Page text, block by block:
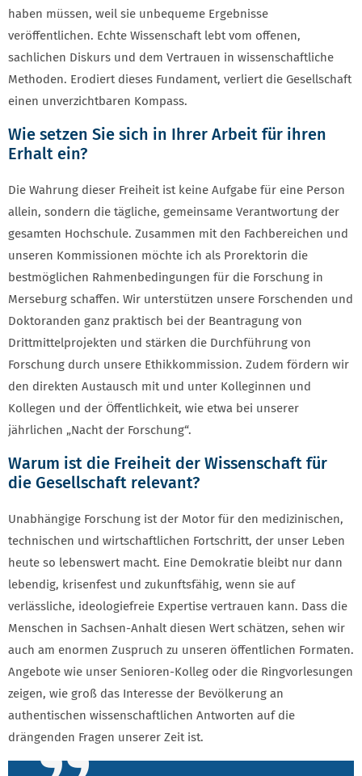
haben müssen, weil sie unbequeme Ergebnisse
veröffentlichen. Echte Wissenschaft lebt vom offenen,
sachlichen Diskurs und dem Vertrauen in wissenschaftliche
Methoden. Erodiert dieses Fundament, verliert die Gesellschaft
einen unverzichtbaren Kompass.
Wie setzen Sie sich in Ihrer Arbeit für ihren
Erhalt ein?
Die Wahrung dieser Freiheit ist keine Aufgabe für eine Person
allein, sondern die tägliche, gemeinsame Verantwortung der
gesamten Hochschule. Zusammen mit den Fachbereichen und
unseren Kommissionen möchte ich als Prorektorin die
bestmöglichen Rahmenbedingungen für die Forschung in
Merseburg schaffen. Wir unterstützen unsere Forschenden und
Doktoranden ganz praktisch bei der Beantragung von
Drittmittelprojekten und stärken die Durchführung von
Forschung durch unsere Ethikkommission. Zudem fördern wir
den direkten Austausch mit und unter Kolleginnen und
Kollegen und der Öffentlichkeit, wie etwa bei unserer
jährlichen „Nacht der Forschung“.
Warum ist die Freiheit der Wissenschaft für
die Gesellschaft relevant?
Unabhängige Forschung ist der Motor für den medizinischen,
technischen und wirtschaftlichen Fortschritt, der unser Leben
heute so lebenswert macht. Eine Demokratie bleibt nur dann
lebendig, krisenfest und zukunftsfähig, wenn sie auf
verlässliche, ideologiefreie Expertise vertrauen kann. Dass die
Menschen in Sachsen-Anhalt diesen Wert schätzen, sehen wir
auch am enormen Zuspruch zu unseren öffentlichen Formaten.
Angebote wie unser Senioren-Kolleg oder die Ringvorlesungen
zeigen, wie groß das Interesse der Bevölkerung an
authentischen wissenschaftlichen Antworten auf die
drängenden Fragen unserer Zeit ist.